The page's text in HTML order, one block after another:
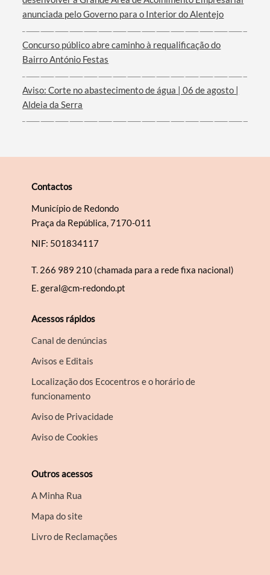
anunciada pelo Governo para o Interior do Alentejo
Concurso público abre caminho à requalificação do
Bairro António Festas
Aviso: Corte no abastecimento de água | 06 de agosto |
Aldeia da Serra
Contactos
Município de Redondo
Praça da República, 7170-011
NIF: 501834117
T. 266 989 210 (chamada para a rede fixa nacional)
E.geral@cm-redondo.pt
Acessos rápidos
Canal de denúncias
Avisos e Editais
Localização dos Ecocentros e o horário de
funcionamento
Aviso de Privacidade
Aviso de Cookies
Outros acessos
A Minha Rua
Mapa do site
Livro de Reclamações